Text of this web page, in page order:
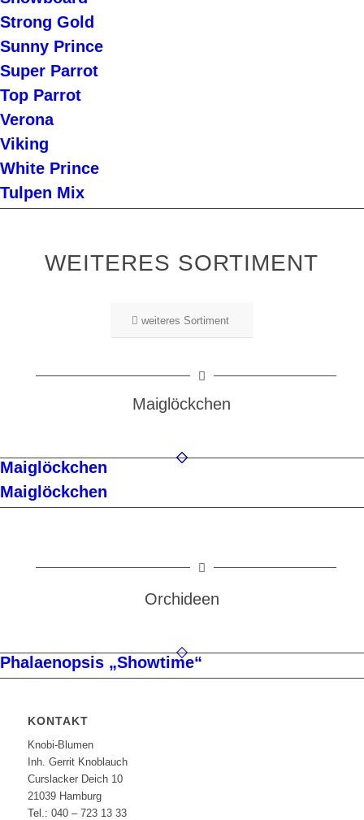
Strong Gold
Sunny Prince
Super Parrot
Top Parrot
Verona
Viking
White Prince
Tulpen Mix
WEITERES SORTIMENT
weiteres Sortiment
Maiglöckchen
Maiglöckchen
Maiglöckchen
Orchideen
Phalaenopsis „Showtime“
KONTAKT
Knobi-Blumen
Inh. Gerrit Knoblauch
Curslacker Deich 10
21039 Hamburg
Tel.: 040 – 723 13 33